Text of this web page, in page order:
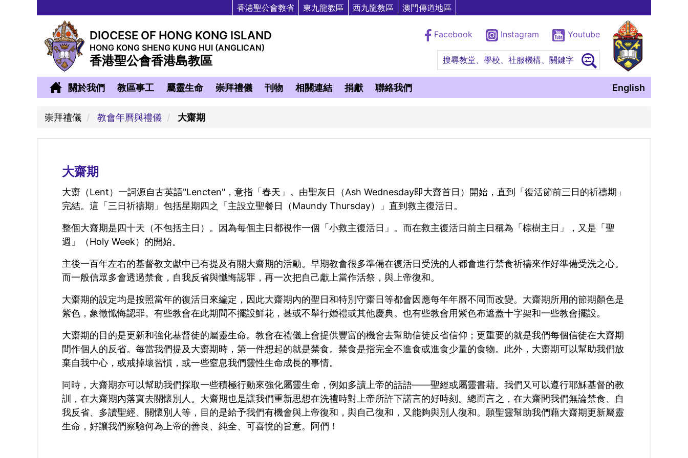
香港聖公會教省 東九龍教區 西九龍教區 澳門傳道地區
DIOCESE OF HONG KONG ISLAND
HONG KONG SHENG KUNG HUI (ANGLICAN)
香港聖公會香港島教區
Facebook Instagram Youtube
搜尋教堂、學校、社服機構、關鍵字
關於我們 教區事工 屬靈生命 崇拜禮儀 刊物 相關連結 捐獻 聯絡我們 English
崇拜禮儀 教會年曆與禮儀 大齋期
大齋期
大齋（Lent）一詞源自古英語"Lencten"，意指「春天」。由聖灰日（Ash Wednesday即大齋首日）開始，直到「復活節前三日的祈禱期」
完結。這「三日祈禱期」包括星期四之「主設立聖餐日（Maundy Thursday）」直到救主復活日。
整個大齋期是四十天（不包括主日）。因為每個主日都視作一個「小救主復活日」。而在救主復活日前主日稱為「棕樹主日」，又是「聖
週」（Holy Week）的開始。
主後一百年左右的基督教文獻中已有提及有關大齋期的活動。早期教會很多準備在復活日受洗的人都會進行禁食祈禱來作好準備受洗之心。
而一般信眾多會透過禁食，自我反省與懺悔認罪，再一次把自己獻上當作活祭，與上帝復和。
大齋期的設定均是按照當年的復活日來編定，因此大齋期內的聖日和特別守齋日等都會因應每年年曆不同而改變。大齋期所用的節期顏色是
紫色，象徵懺悔認罪。有些教會在此期間不擺設鮮花，甚或不舉行婚禮或其他慶典。也有些教會用紫色布遮蓋十字架和一些教會擺設。
大齋期的目的是更新和強化基督徒的屬靈生命。教會在禮儀上會提供豐富的機會去幫助信徒反省信仰；更重要的就是我們每個信徒在大齋期
間作個人的反省。每當我們提及大齋期時，第一件想起的就是禁食。禁食是指完全不進食或進食少量的食物。此外，大齋期可以幫助我們放
棄自我中心，或戒掉壞習慣，或一些窒息我們靈性生命成長的事情。
同時，大齋期亦可以幫助我們採取一些積極行動來強化屬靈生命，例如多讀上帝的話語——聖經或屬靈書藉。我們又可以遵行耶穌基督的教
訓，在大齋期內落實去關懷別人。大齋期也是讓我們重新思想在洗禮時對上帝所許下諾言的好時刻。總而言之，在大齋間我們無論禁食、自
我反省、多讀聖經、關懷別人等，目的是給予我們有機會與上帝復和，與自己復和，又能夠與別人復和。願聖靈幫助我們藉大齋期更新屬靈
生命，好讓我們察驗何為上帝的善良、純全、可喜悅的旨意。阿們！